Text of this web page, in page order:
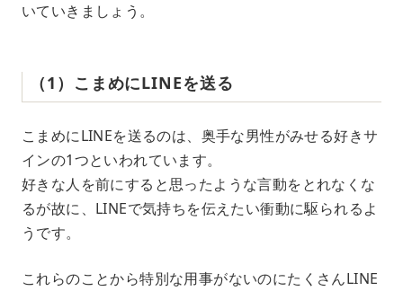
いていきましょう。
（1）こまめにLINEを送る
こまめにLINEを送るのは、奥手な男性がみせる好きサ
インの1つといわれています。
好きな人を前にすると思ったような言動をとれなくな
るが故に、LINEで気持ちを伝えたい衝動に駆られるよ
うです。
これらのことから特別な用事がないのにたくさんLINE